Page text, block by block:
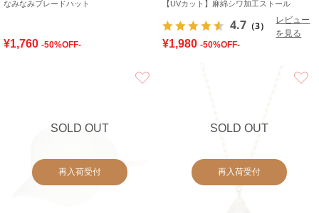
なみなみブレードハット
¥1,760 -50%OFF-
【UVカット】麻綿シワ加工ストール
4.7 （3）
レビュー
を見る
¥1,980 -50%OFF-
SOLD OUT
再入荷受付
SOLD OUT
再入荷受付